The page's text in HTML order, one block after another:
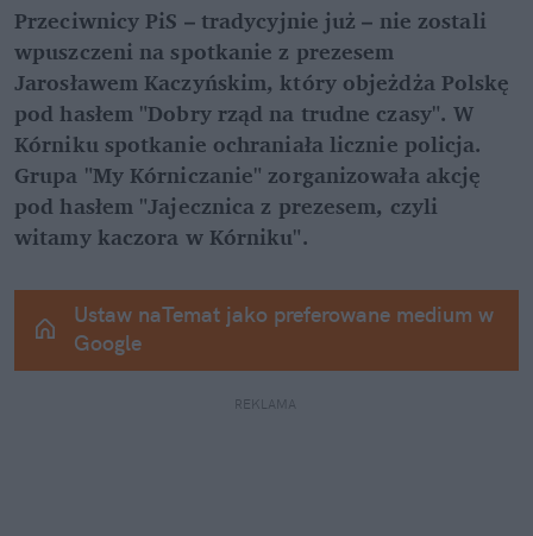
Przeciwnicy PiS – tradycyjnie już – nie zostali
wpuszczeni na spotkanie z prezesem
Jarosławem Kaczyńskim, który objeżdża Polskę
pod hasłem "Dobry rząd na trudne czasy". W
Kórniku spotkanie ochraniała licznie policja.
Grupa "My Kórniczanie" zorganizowała akcję
pod hasłem "Jajecznica z prezesem, czyli
witamy kaczora w Kórniku".
Ustaw naTemat jako preferowane medium w
Google
REKLAMA